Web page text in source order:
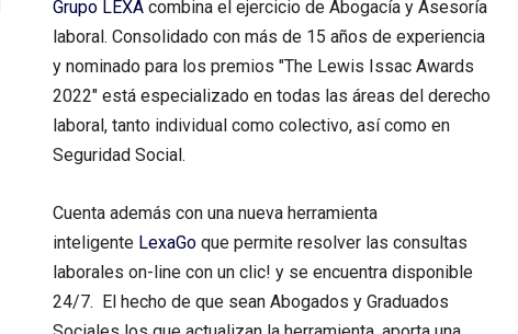
Grupo LEXA combina el ejercicio de Abogacía y Asesoría
laboral. Consolidado con más de 15 años de experiencia
y nominado para los premios "The Lewis Issac Awards
2022" está especializado en todas las áreas del derecho
laboral, tanto individual como colectivo, así como en
Seguridad Social.
Cuenta además con una nueva herramienta
inteligente LexaGo que permite resolver las consultas
laborales on-line con un clic! y se encuentra disponible
24/7. El hecho de que sean Abogados y Graduados